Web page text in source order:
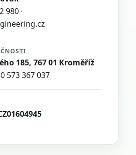
980 ·
185, 767 01 Kroměříž
573 367 037